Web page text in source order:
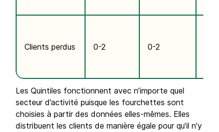
Clients perdus 0-2 0-2
Les Quintiles fonctionnent avec n’importe quel
secteur d’activité puisque les fourchettes sont
choisies à partir des données elles-mêmes. Elles
distribuent les clients de manière égale pour qu’il n’y